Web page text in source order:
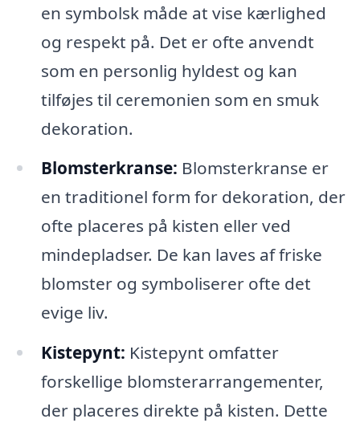
en symbolsk måde at vise kærlighed
og respekt på. Det er ofte anvendt
som en personlig hyldest og kan
tilføjes til ceremonien som en smuk
dekoration.
Blomsterkranse: Blomsterkranse er
en traditionel form for dekoration, der
ofte placeres på kisten eller ved
mindepladser. De kan laves af friske
blomster og symboliserer ofte det
evige liv.
Kistepynt: Kistepynt omfatter
forskellige blomsterarrangementer,
der placeres direkte på kisten. Dette